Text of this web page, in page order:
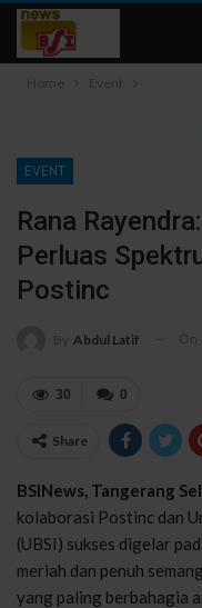
Home Event
EVENT
Rana
Perluas
Postinc
By Abdul Latif On
0
30
Share
BSINews, Tangerang
kolaborasi Postinc dan
(UBSI) sukses digelar
meriah dan penuh
yang paling berbahagia